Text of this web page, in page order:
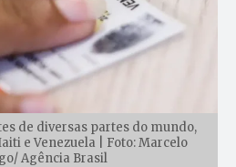
de diversas partes do mundo,
e Venezuela | Foto: Marcelo
Agência Brasil